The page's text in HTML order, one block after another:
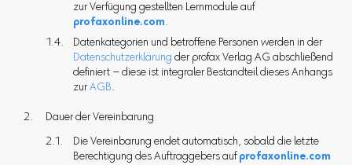
zur Verfügung gestellten Lernmodule auf
profaxonline.com.
Datenkategorien und betroffene Personen werden in der
Datenschutzerklärung der profax Verlag AG abschließend
definiert – diese ist integraler Bestandteil dieses Anhangs
zur AGB.
Dauer der Vereinbarung
Die Vereinbarung endet automatisch, sobald die letzte
Berechtigung des Auftraggebers auf profaxonline.com